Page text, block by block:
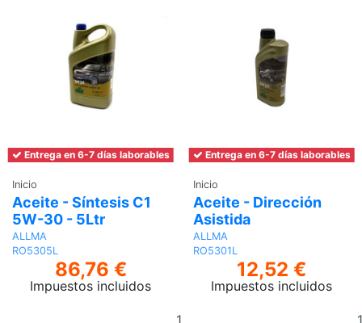
Entrega en 6-7 días laborables
Inicio
Aceite - Síntesis C1
5W-30 - 5Ltr
ALLMA
RO5305L
86,76 €
Impuestos incluidos
Entrega en 6-7 días laborables
Inicio
Aceite - Dirección
Asistida
ALLMA
RO5301L
12,52 €
Impuestos incluidos